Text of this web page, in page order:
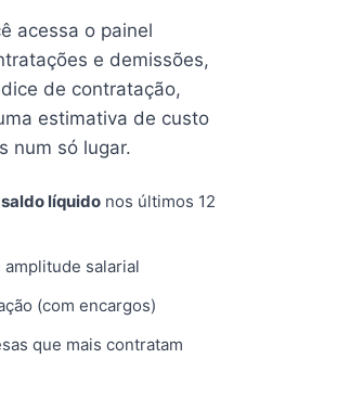
acessa o painel
e demissões,
de contratação,
estimativa de custo
num só lugar.
saldo líquido nos últimos 12
salarial
(com encargos)
que mais contratam